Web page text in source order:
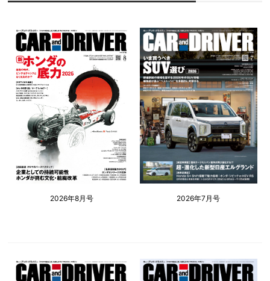
2026年8月号 2026年7月号